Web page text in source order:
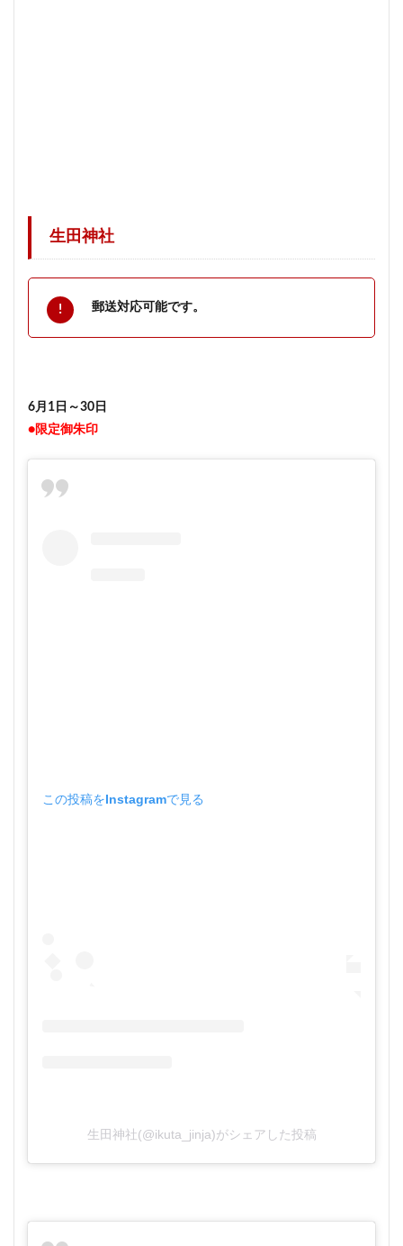
生田神社
郵送対応可能です。
6月1日～30日
●限定御朱印
この投稿をInstagramで見る
生田神社(@ikuta_jinja)がシェアした投稿